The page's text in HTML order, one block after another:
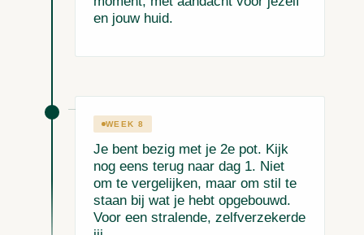
en jouw huid.
WEEK 8
Je bent bezig met je 2e pot. Kijk
nog eens terug naar dag 1. Niet
om te vergelijken, maar om stil te
staan bij wat je hebt opgebouwd.
Voor een stralende, zelfverzekerde